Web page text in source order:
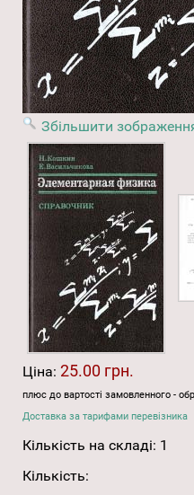
Збільшити
Ціна: 25.00 грн.
плюс до вартості замовленного -
Доставка за тарифами перевізника
Кількість на складі: 1
Кількість: